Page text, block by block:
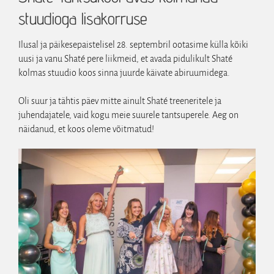
stuudioga lisakorruse
Ilusal ja päikesepaistelisel 28. septembril ootasime külla kõiki
uusi ja vanu Shaté pere liikmeid, et avada pidulikult Shaté
kolmas stuudio koos sinna juurde käivate abiruumidega.
Oli suur ja tähtis päev mitte ainult Shaté treeneritele ja
juhendajatele, vaid kogu meie suurele tantsuperele. Aeg on
näidanud, et koos oleme võitmatud!